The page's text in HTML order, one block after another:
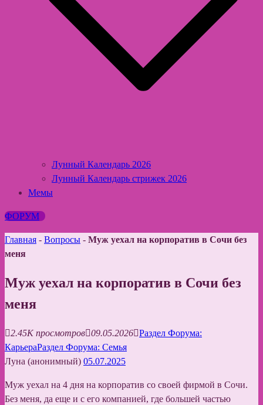
Лунный Календарь 2026
Лунный Календарь стрижек 2026
Мемы
ФОРУМ
Главная - Вопросы - Муж уехал на корпоратив в Сочи без
меня
Муж уехал на корпоратив в Сочи без
меня
2.45K просмотров 09.05.2026 Раздел Форума:
КарьераРаздел Форума: Семья
Луна (анонимный) 05.07.2025
Муж уехал на 4 дня на корпоратив со своей фирмой в Сочи.
Без меня, да еще и с его компанией, где большей частью